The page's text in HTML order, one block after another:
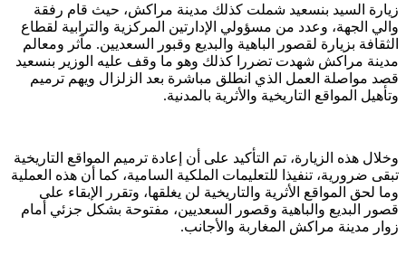
زيارة السيد بنسعيد شملت كذلك مدينة مراكش، حيث قام رفقة
والي الجهة، وعدد من مسؤولي الإدارتين المركزية والترابية لقطاع
الثقافة بزيارة لقصور الباهية والبديع وقبور السعديين. مآثر ومعالم
مدينة مراكش شهدت تضررا كذلك وهو ما وقف عليه الوزير بنسعيد
قصد مواصلة العمل الذي انطلق مباشرة بعد الزلزال ويهم ترميم
وتأهيل المواقع التاريخية والأثرية بالمدنية.
وخلال هذه الزيارة، تم التأكيد على أن إعادة ترميم المواقع التاريخية
تبقى ضرورية، تنفيذا للتعليمات الملكية السامية، كما أن هذه العملية
وما لحق المواقع الأثرية والتاريخية لن يغلقها، وتقرر الإبقاء على
قصور البديع والباهية وقصور السعديين، مفتوحة بشكل جزئي أمام
زوار مدينة مراكش المغاربة والأجانب.